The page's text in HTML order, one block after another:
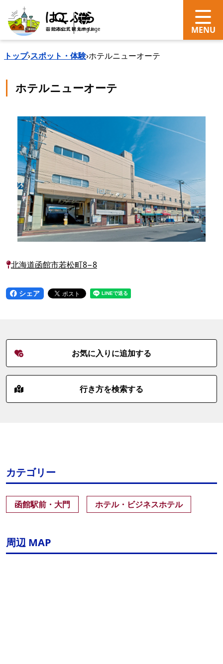
search Language
トップ›スポット・体験›ホテルニューオーテ
ホテルニューオーテ
北海道函館市若松町8−8
シェア
お気に入りに追加する
行き方を検索する
カテゴリー
函館駅前・大門 ホテル・ビジネスホテル
周辺 MAP